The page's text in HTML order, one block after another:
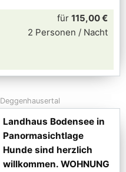
für 115,00 €
2 Personen / Nacht
Deggenhausertal
Landhaus Bodensee in
Panormasichtlage
Hunde sind herzlich
willkommen. WOHNUNG